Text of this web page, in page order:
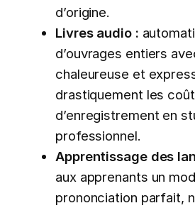
d’origine.
Livres audio :
d’ouvrages entiers
chaleureuse et
drastiquement les
d’enregistrement en
professionnel.
Apprentissage des
aux apprenants un
prononciation parfait,